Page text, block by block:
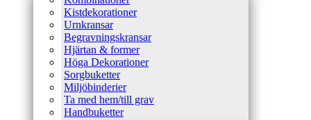
Kistdekorationer
Urnkransar
Begravningskransar
Hjärtan & former
Höga Dekorationer
Sorgbuketter
Miljöbinderier
Ta med hem/till grav
Handbuketter